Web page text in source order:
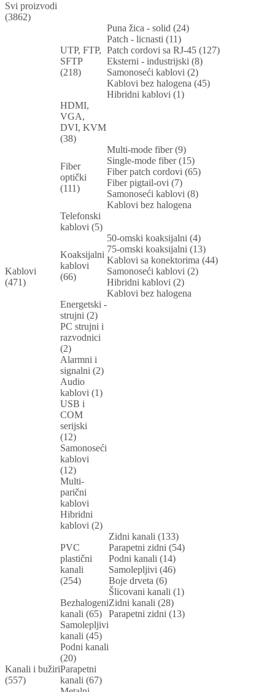
Svi proizvodi
(3862)
Kablovi
(471)
UTP, FTP,
SFTP
(218)
Puna žica - solid (24)
Patch - licnasti (11)
Patch cordovi sa RJ-45 (127)
Eksterni - industrijski (8)
Samonoseći kablovi (2)
Kablovi bez halogena (45)
Hibridni kablovi (1)
HDMI,
VGA,
DVI, KVM
(38)
Fiber
optički
(111)
Multi-mode fiber (9)
Single-mode fiber (15)
Fiber patch cordovi (65)
Fiber pigtail-ovi (7)
Samonoseći kablovi (8)
Kablovi bez halogena
Telefonski
kablovi (5)
Koaksijalni
kablovi
(66)
50-omski koaksijalni (4)
75-omski koaksijalni (13)
Kablovi sa konektorima (44)
Samonoseći kablovi (2)
Hibridni kablovi (2)
Kablovi bez halogena
Energetski -
strujni (2)
PC strujni i
razvodnici
(2)
Alarmni i
signalni (2)
Audio
kablovi (1)
USB i
COM
serijski
(12)
Samonoseći
kablovi
(12)
Multi-
parični
kablovi
Hibridni
kablovi (2)
Kanali i bužiri
(557)
PVC
plastični
kanali
(254)
Zidni kanali (133)
Parapetni zidni (54)
Podni kanali (14)
Samolepljivi (46)
Boje drveta (6)
Šlicovani kanali (1)
Bezhalogeni
kanali (65)
Zidni kanali (28)
Parapetni zidni (13)
Samolepljivi
kanali (45)
Podni kanali
(20)
Parapetni
kanali (67)